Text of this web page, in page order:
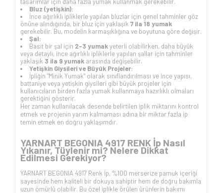
Bluz (yetişkin):
İnce ağırlıklı ipliklerle yapılan bluzlar için genel tahminler göz
önüne alındığında, bir bluz için yaklaşık 7 ila 18 yumak
gerekebilir. Bu, modelin karmaşıklığına ve boyutuna göre değişir.
Şal:
Basit bir şal için 2-3 yumakyeterli olabilirken, daha büyük
veya detaylı, ince ağırlıklı ipliklerle yapılan şallar için tahminler
yaklaşık 3 ila 9 yumak arasında değişebilir.
Yetişkin Giysileri ve Büyük Projeler:
İpliğin "Minik Yumak" olarak sınıflandırılması ve ince yapısı,
battaniye veya yetişkin giysileri gibi büyük projeler için
kullanıcıların birden fazla yumak kullanmaya hazırlıklı olmaları
gerektiğini gösterir.
Her zaman kullanılacak desende belirtilen iplik miktarını kontrol
etmek ve projenin yarım kalmaması adına bir miktar fazla ip
temin etmek en doğru yaklaşımdır.
YARNART BEGONIA 4917 RENK İp Nasıl
Yıkanır, Tüylenir mi? Nelere Dikkat
Edilmesi Gerekiyor?
YARNART BEGONIA 4917 Renk İp, %100 merserize pamuk içeriği
sayesinde hem kaliteli bir dokuya sahiptir hem de doğru bakımla
uzun ömürlü olabilir. Bu özel iplikle örülen ürünlerin bakımı